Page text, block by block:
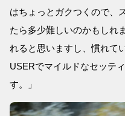
はちょっとガクつくので、
たら多少難しいのかもしれ
れると思いますし、慣れて
USERでマイルドなセッテ
す。」